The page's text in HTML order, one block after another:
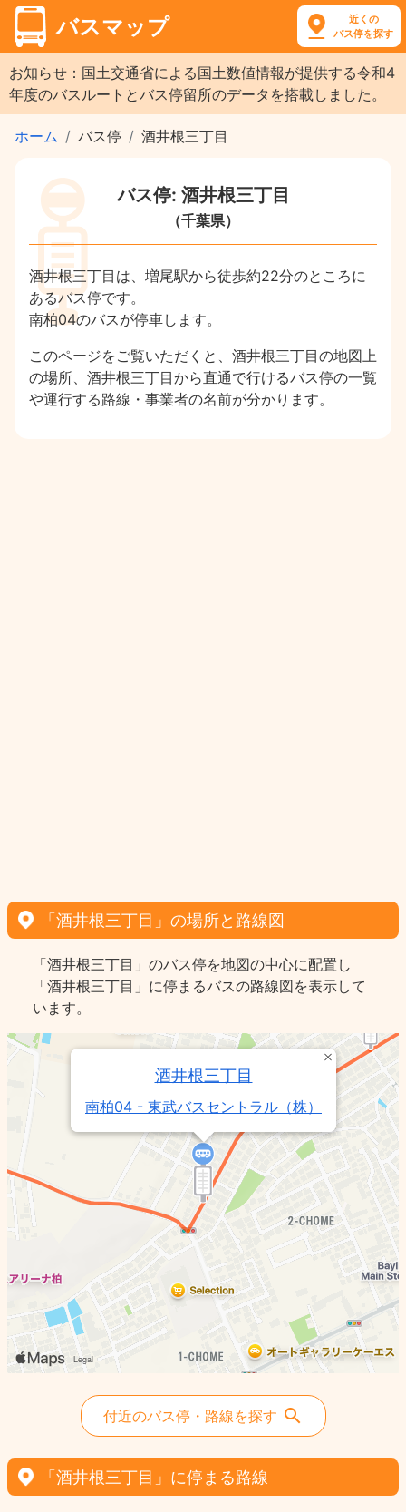
バスマップ
近くの
バス停を探す
お知らせ：国土交通省による国土数値情報が提供する令和4
年度のバスルートとバス停留所のデータを搭載しました。
ホーム バス停 酒井根三丁目
バス停: 酒井根三丁目
（千葉県）
酒井根三丁目は、増尾駅から徒歩約22分のところに
あるバス停です。
南柏04のバスが停車します。
このページをご覧いただくと、酒井根三丁目の地図上
の場所、酒井根三丁目から直通で行けるバス停の一覧
や運行する路線・事業者の名前が分かります。
「酒井根三丁目」の場所と路線図
「酒井根三丁目」のバス停を地図の中心に配置し
「酒井根三丁目」に停まるバスの路線図を表示して
います。
酒井根三丁目
南柏04 - 東武バスセントラル（株）
付近のバス停・路線を探す
「酒井根三丁目」に停まる路線